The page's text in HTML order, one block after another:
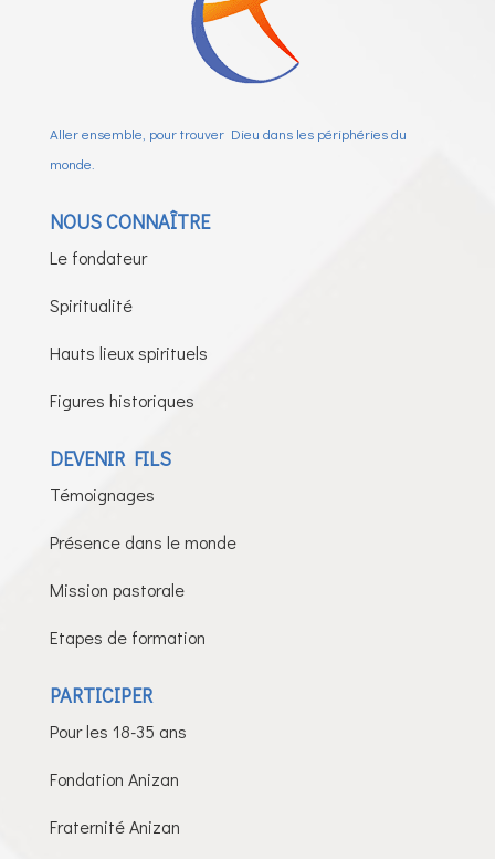
Aller ensemble, pour trouver Dieu dans les périphéries du
monde.
NOUS CONNAÎTRE
Le fondateur
Spiritualité
Hauts lieux spirituels
Figures historiques
DEVENIR FILS
Témoignages
Présence dans le monde
Mission pastorale
Etapes de formation
PARTICIPER
Pour les 18-35 ans
Fondation Anizan
Fraternité Anizan